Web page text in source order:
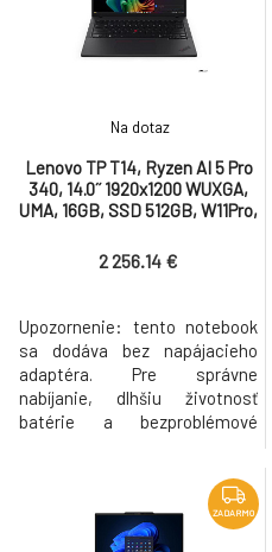
number 21YU00A7CK Procesor
Intel Core Ultra 7 355, 8C (4P +
4LPE) / 8T,
Lenovo TP T14, Ryzen AI 5 Pro
340, 14.0˝ 1920x1200 WUXGA,
UMA, 16GB, SSD 512GB, W11Pro,
Na dotaz
2 256.14 €
Upozornenie: tento notebook
sa dodáva bez napájacieho
adaptéra. Pre správne
nabíjanie, dlhšiu životnosť
batérie a bezproblémové
odporúčaný adaptér, ktorý
bude automaticky pridaný k
produktu do košíka. Part
ZADARMO